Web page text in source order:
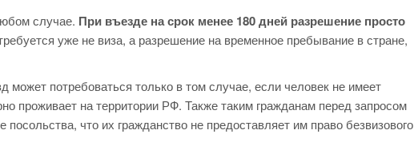
случае. При въезде на срок менее 180 дней разрешение просто
уже не виза, а разрешение на временное пребывание в стране,
может потребоваться только в том случае, если человек не имеет
проживает на территории РФ. Также таким гражданам перед запросом
что их гражданство не предоставляет им право безвизового